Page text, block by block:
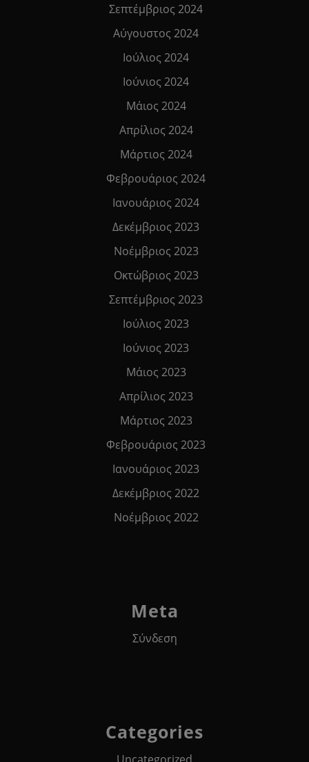
Σεπτέμβριος 2024
Αύγουστος 2024
Ιούλιος 2024
Ιούνιος 2024
Μάιος 2024
Απρίλιος 2024
Μάρτιος 2024
Φεβρουάριος 2024
Ιανουάριος 2024
Δεκέμβριος 2023
Νοέμβριος 2023
Οκτώβριος 2023
Σεπτέμβριος 2023
Ιούλιος 2023
Ιούνιος 2023
Μάιος 2023
Απρίλιος 2023
Μάρτιος 2023
Φεβρουάριος 2023
Ιανουάριος 2023
Δεκέμβριος 2022
Νοέμβριος 2022
Meta
Σύνδεση
Categories